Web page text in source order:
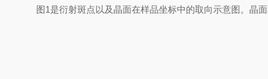
图1是衍射斑点以及晶面在样品坐标中的取向示意图。晶